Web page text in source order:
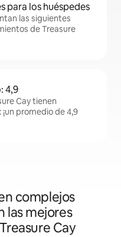
para los huéspedes
las siguientes
de Treasure
4,9
Cay tienen
promedio de 4,9
complejos
las mejores
Cay